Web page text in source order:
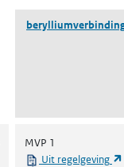
MVP 1
Uit regelgeving